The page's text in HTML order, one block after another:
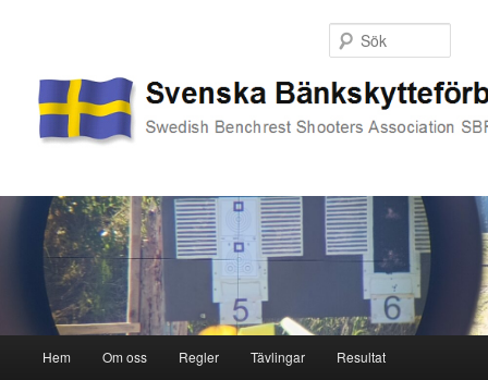
Hoppa
Hoppa
Hem Om oss Regler Tävlingar Resultat